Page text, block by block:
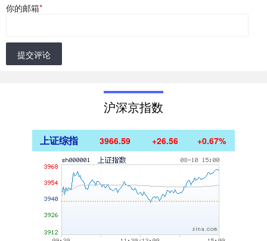
你的邮箱*
提交评论
沪深京指数
上证综指 3966.59 +26.56 +0.67%